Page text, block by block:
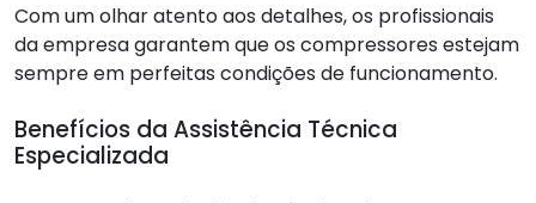
Com um olhar atento aos detalhes, os profissionais
da empresa garantem que os compressores estejam
sempre em perfeitas condições de funcionamento.
Benefícios da Assistência Técnica
Especializada